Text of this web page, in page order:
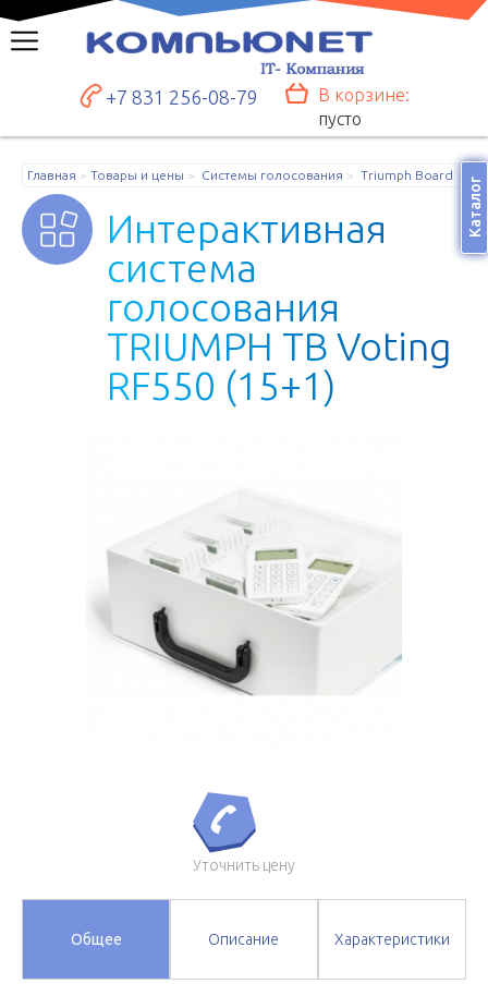
+7 831 256-08-79
В корзине:
пусто
Каталог
Главная Товары и цены Системы голосования Triumph Board
Интерактивная
система
голосования
TRIUMPH TB Voting
RF550 (1 5+1)
Уточнить цену
Общее Описание Характеристики